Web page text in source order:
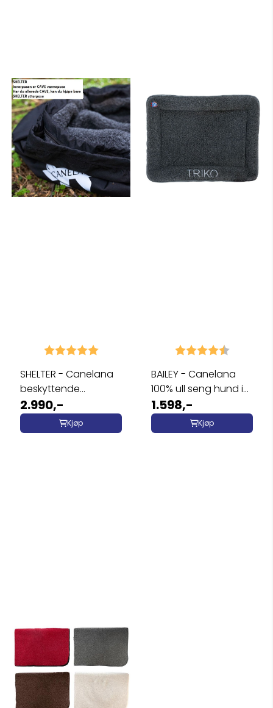
Karakter: 5.0 av 5 mulige
SHELTER - Canelana
beskyttende
vind-/varmepose ...
2.990,-
Kjøp
Karakter: 4.6 av 5
BAILEY - Canelana
100% ull seng hund i
bestilt ...
1.598,-
Kjøp